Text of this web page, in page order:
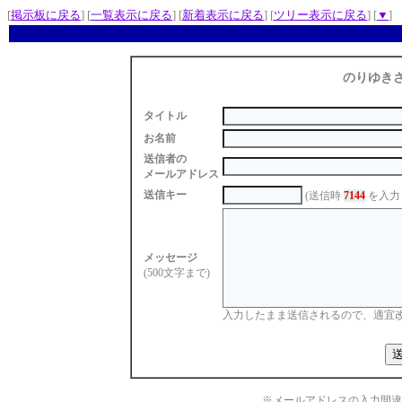
[掲示板に戻る] [一覧表示に戻る] [新着表示に戻る] [ツリー表示に戻る] [▼ ]
のりゆき
タイトル
お名前
送信者の
メールアドレス
送信キー
(送信時 7144を入力
メッセージ
(500文字まで)
入力したまま送信されるので、適宜